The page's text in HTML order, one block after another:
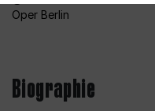
Oper Berlin
Biographie